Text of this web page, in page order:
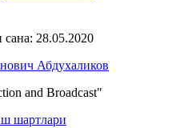
28.05.2020
Абдухаликов
and Broadcast"
шартлари